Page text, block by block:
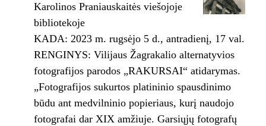
Karolinos Praniauskaitės viešojoje
bibliotekoje
KADA: 2023 m. rugsėjo 5 d., antradienį, 17 val.
RENGINYS: Vilijaus Žagrakalio alternatyvios
fotografijos parodos „RAKURSAI“ atidarymas.
„Fotografijos sukurtos platininio spausdinimo
būdu ant medvilninio popieriaus, kurį naudojo
fotografai dar XIX amžiuje. Garsiųjų fotografų